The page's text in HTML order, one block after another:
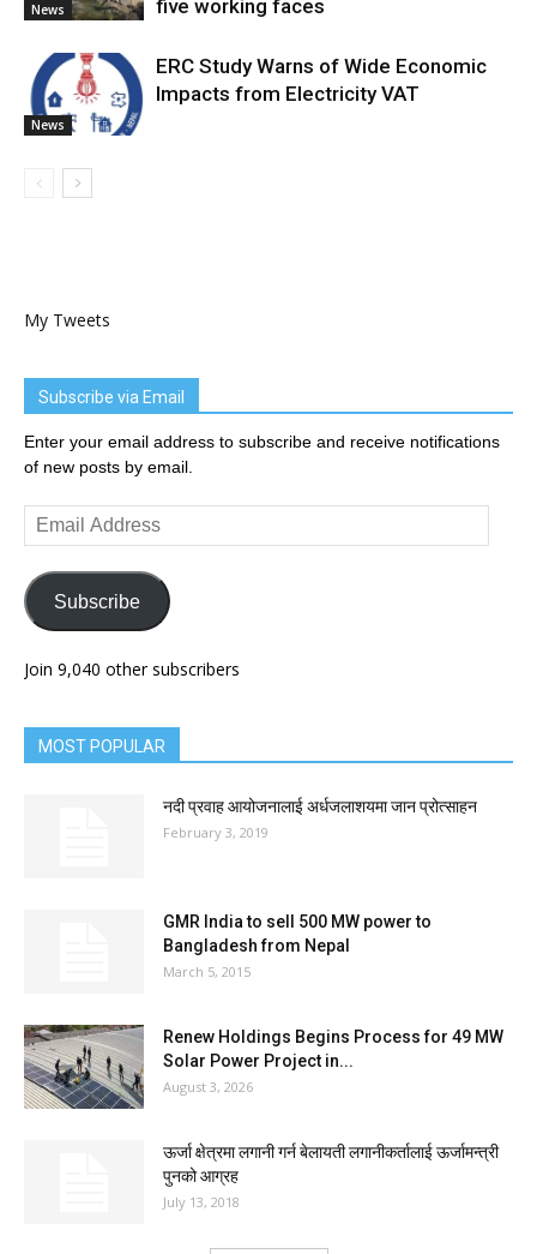
News five working faces
News
ERC Study Warns of Wide Economic
Impacts from Electricity VAT
My Tweets
Subscribe via Email
Enter your email address to subscribe and receive notifications
of new posts by email.
Email
Address
Subscribe
Join 9,040 other subscribers
MOST POPULAR
नदी प्रवाह आयोजनालाई अर्धजलाशयमा जान प्रोत्साहन
February 3, 2019
GMR India to sell 500 MW power to
Bangladesh from Nepal
March 5, 2015
Renew Holdings Begins Process for 49 MW
Solar Power Project in...
August 3, 2026
ऊर्जा क्षेत्रमा लगानी गर्न बेलायती लगानीकर्तालाई ऊर्जामन्त्री
पुनको आग्रह
July 13, 2018